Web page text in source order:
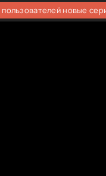
новые